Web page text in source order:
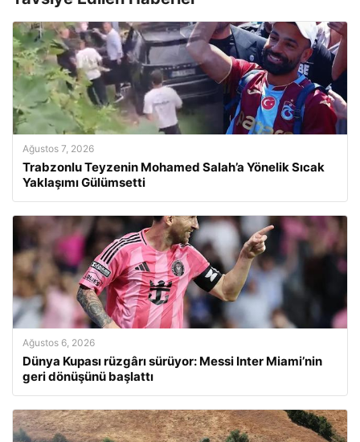
Ağustos 7, 2026
Trabzonlu Teyzenin Mohamed Salah’a Yönelik Sıcak
Yaklaşımı Gülümsetti
Ağustos 6, 2026
Dünya Kupası rüzgârı sürüyor: Messi Inter Miami’nin
geri dönüşünü başlattı